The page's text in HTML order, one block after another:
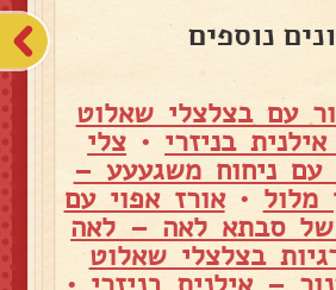
נוספים
עם בצלצלי שאלוט
בניזרי • צלי
עם ניחוח משגעעע –
מלול •אורז אפוי עם
של סבתא לאה – לאה
בצלצלי שאלוט